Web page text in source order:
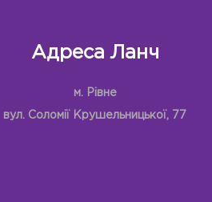
Адреса Ланч
м. Рівне
вул. Соломії Крушельницької, 77